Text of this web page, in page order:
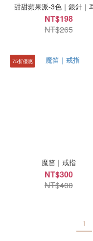
甜甜蘋果派-3色｜銀針｜
NT$198
NT$265
75折優惠
魔笛｜戒指
NT$300
NT$400
1